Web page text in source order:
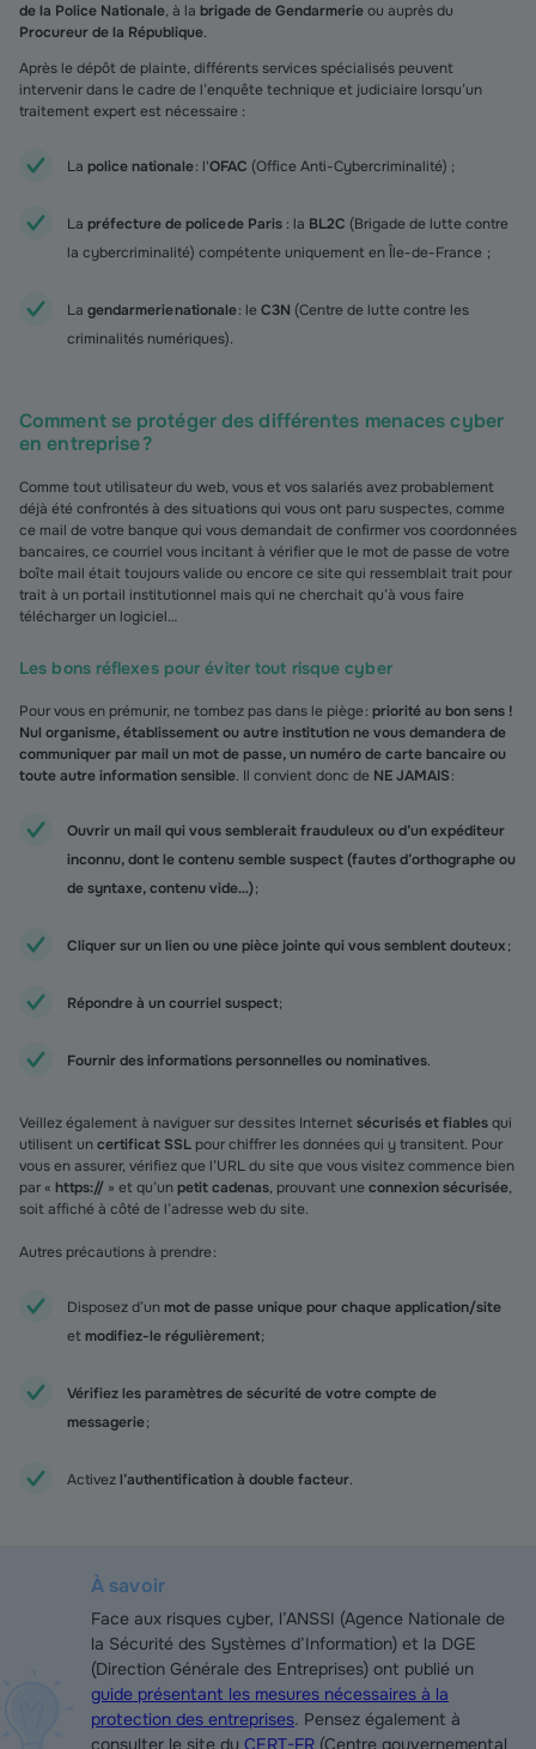
de la Police Nationale, à la brigade de Gendarmerieou auprès du
Procureur de la République.
Après le dépôt de plainte, différents services spécialisés peuvent
intervenir dans le cadre de l’enquête technique et judiciaire lorsqu’un
traitement expert est nécessaire :
La police nationale: l'OFAC (Office Anti-Cybercriminalité) ;
La préfecture de police de Paris : la BL2C (Brigade de lutte contre
la cybercriminalité) compétente uniquement en Île-de-France ;
La gendarmerie nationale: leC3N (Centre de lutte contre les
criminalités numériques).
Comment se protéger des différentes menaces cyber
en entreprise ?
Comme tout utilisateur du web, vous et vos salariés avez probablement
déjà été confrontés à des situations qui vous ont paru suspectes, comme
ce mail de votre banque qui vous demandait de confirmer vos coordonnées
bancaires, ce courriel vous incitant à vérifier que le mot de passe de votre
boîte mail était toujours valide ou encore ce site qui ressemblait trait pour
trait à un portail institutionnel mais qui ne cherchait qu’à vous faire
télécharger un logiciel…
Les bons réflexes pour éviter tout risque cyber
Pour vous en prémunir, ne tombez pas dans le piège : priorité au bon sens !
Nul organisme, établissement ou autre institution ne vous demandera de
communiquer par mail un mot de passe, un numéro de carte bancaire ou
toute autre information sensible. Il convient donc de NE JAMAIS:
Ouvrir un mail qui vous semblerait frauduleux ou d’un expéditeur
inconnu, dont le contenu semble suspect (fautes d’orthographe ou
de syntaxe, contenu vide…);
Cliquer sur un lien ou une pièce jointe qui vous semblent douteux;
Répondre à un courriel suspect;
Fournir des informations personnelles ou nominatives.
Veillez également à naviguer sur des sites Internetsécurisés et fiablesqui
utilisent uncertificat SSL pour chiffrer les données qui y transitent. Pour
vous en assurer, vérifiez que l’URL du site que vous visitez commence bien
par « https:// » et qu’unpetit cadenas, prouvant uneconnexion sécurisée,
soit affiché à côté de l’adresse web du site.
Autres précautions à prendre :
Disposez d’unmot de passe unique pour chaque application/site
etmodifiez-le régulièrement;
Vérifiez les paramètres de sécurité de votre compte de
messagerie;
Activezl’authentification à double facteur.
À savoir
Face aux risques cyber, l’ANSSI (Agence Nationale de
la Sécurité des Systèmes d’Information) et la DGE
(Direction Générale des Entreprises) ont publié un
guide présentant les mesures nécessaires à la
protection des entreprises. Pensez également à
consulter le site du CERT-FR (Centre gouvernemental